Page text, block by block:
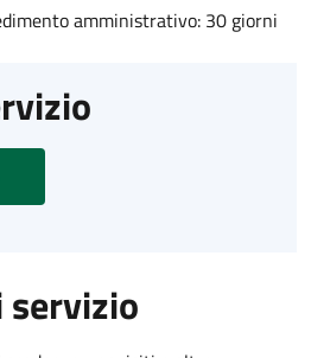
amministrativo: 30 giorni
servizio